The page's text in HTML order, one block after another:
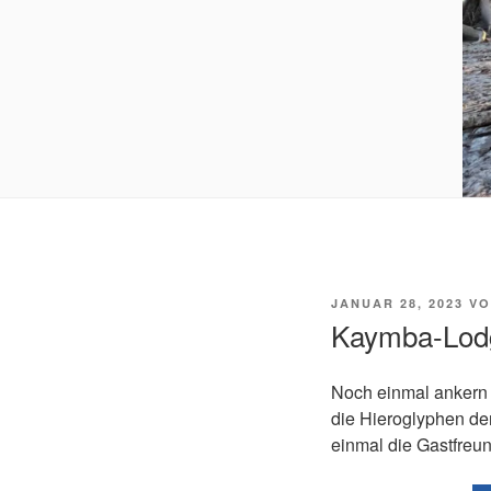
VERÖFFENTLICHT
JANUAR 28, 2023
Kaymba-
Noch einmal
die Hieroglyphen
einmal die